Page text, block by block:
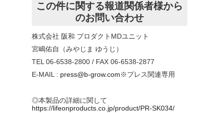
この件に関する報道関係者様から
のお問い合わせ
株式会社 阪和 プロダクトMDユニット
宮嶋佑自（みやじま ゆうじ）
TEL 06-6538-2800 / FAX 06-6538-2877
E-MAIL : press@b-grow.com※プレス関連専用
◎本製品の詳細に関して
https://lifeonproducts.co.jp/product/PR-SK034/